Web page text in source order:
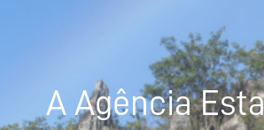
A Agência